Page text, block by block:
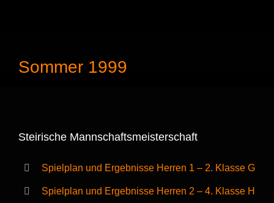
Sommer 1999
Steirische Mannschaftsmeisterschaft
Spielplan und Ergebnisse Herren 1 – 2. Klasse G
Spielplan und Ergebnisse Herren 2 – 4. Klasse H